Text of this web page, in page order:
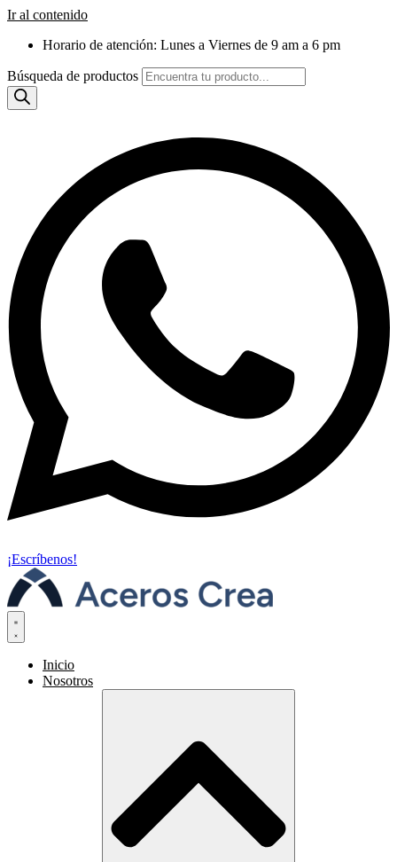
Ir al contenido
Horario de atención: Lunes a Viernes de 9 am a 6 pm
Búsqueda de productos
¡Escríbenos!
Inicio
Nosotros